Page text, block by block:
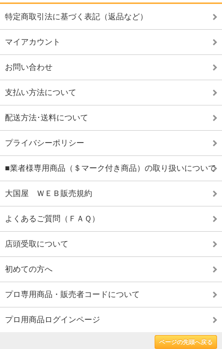
特定商取引法に基づく表記（返品など）
マイアカウント
お問い合わせ
支払い方法について
配送方法･送料について
プライバシーポリシー
■業者様専用商品（＄マーク付き商品）の取り扱いについて
大国屋 ＷＥＢ販売規約
よくあるご質問（ＦＡＱ）
店頭受取について
初めての方へ
プロ専用商品・販売者コードについて
プロ用商品ログインページ
ページの先頭へ戻る